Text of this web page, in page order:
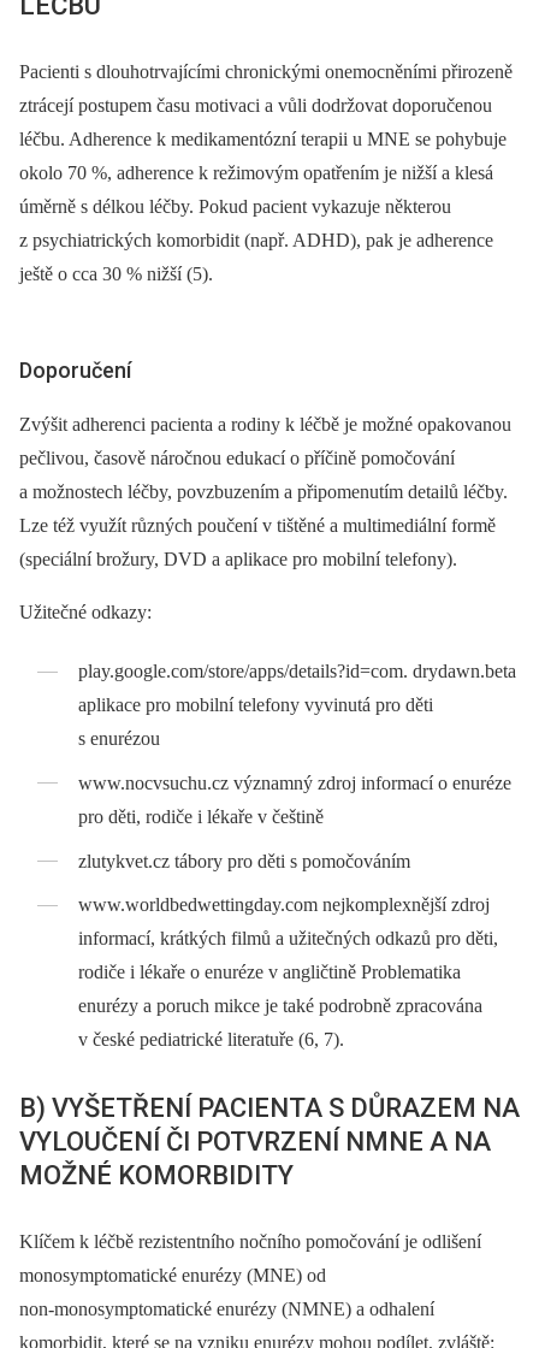
Pacienti s dlouhotrvajícími chronickými onemocněními přirozeně
ztrácejí postupem času motivaci a vůli dodržovat doporučenou
léčbu. Adherence k medikamentózní terapii u MNE se pohybuje
okolo 70 %, adherence k režimovým opatřením je nižší a klesá
úměrně s délkou léčby. Pokud pacient vykazuje některou
z psychiatrických komorbidit (např. ADHD), pak je adherence
ještě o cca 30 % nižší (5).
Doporučení
Zvýšit adherenci pacienta a rodiny k léčbě je možné opakovanou
pečlivou, časově náročnou edukací o příčině pomočování
a možnostech léčby, povzbuzením a připomenutím detailů léčby.
Lze též využít různých poučení v tištěné a multimediální formě
(speciální brožury, DVD a aplikace pro mobilní telefony).
Užitečné odkazy:
play.google.com/store/apps/details?id=com. drydawn.beta
aplikace pro mobilní telefony vyvinutá pro děti
s enurézou
www.nocvsuchu.cz významný zdroj informací o enuréze
pro děti, rodiče i lékaře v češtině
zlutykvet.cz tábory pro děti s pomočováním
www.worldbedwettingday.com nejkomplexnější zdroj
informací, krátkých filmů a užitečných odkazů pro děti,
rodiče i lékaře o enuréze v angličtině Problematika
enurézy a poruch mikce je také podrobně zpracována
v české pediatrické literatuře (6, 7).
B) VYŠETŘENÍ PACIENTA S DŮRAZEM NA
VYLOUČENÍ ČI POTVRZENÍ NMNE A NA
MOŽNÉ KOMORBIDITY
Klíčem k léčbě rezistentního nočního pomočování je odlišení
monosymptomatické enurézy (MNE) od
non‑monosymptomatické enurézy (NMNE) a odhalení
komorbidit, které se na vzniku enurézy mohou podílet, zvláště: